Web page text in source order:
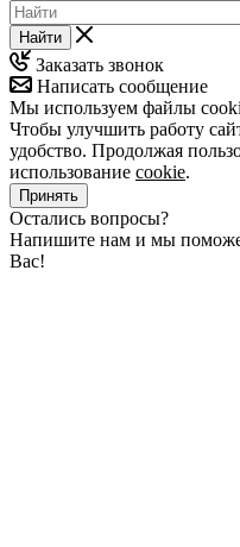
Найти
Заказать звонок
Написать сообщение
Мы используем файлы
Чтобы улучшить работу
удобство. Продолжая
использование cookie.
Принять
Остались вопросы?
Напишите нам и мы
Вас!